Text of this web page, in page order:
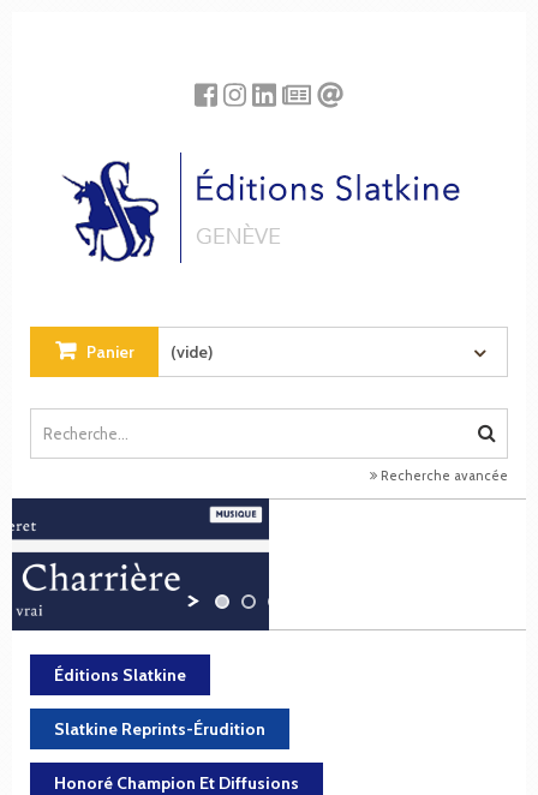
Panier (vide)
Recherche avancée
Éditions Slatkine
Slatkine Reprints-Érudition
Honoré Champion Et Diffusions